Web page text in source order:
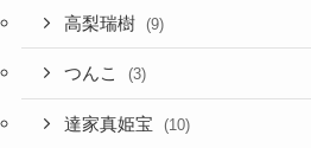
高梨瑞樹 (9)
つんこ (3)
達家真姫宝 (10)